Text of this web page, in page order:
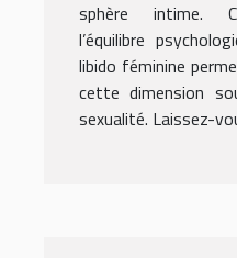
sphère intime.
l’équilibre
libido féminine
cette dimension
sexualité. Laissez-